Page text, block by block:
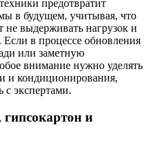
предотвратит
в будущем, учитывая, что
выдерживать нагрузок и
в процессе обновления
или заметную
внимание нужно уделять
и кондиционирования,
с экспертами.
гипсокартон и